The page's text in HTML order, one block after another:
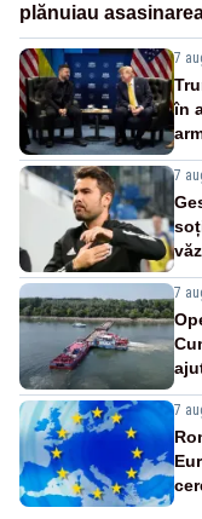
plănuiau
7
în
7
7
7